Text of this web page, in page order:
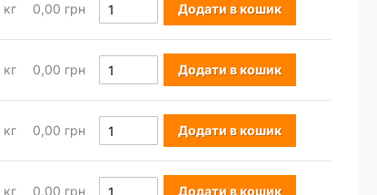
кг 0,00 грн Додати в кошик
кг 0,00 грн Додати в кошик
кг 0,00 грн Додати в кошик
кг 0,00 грн Додати в кошик